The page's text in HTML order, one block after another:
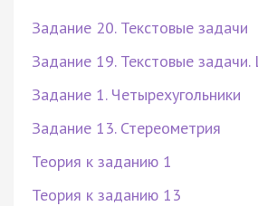
Задание 20. Текстовые задачи
Задание 19. Текстовые
Задание 1. Четырехугольники
Задание 13. Стереометрия
Теория к заданию 1
Теория к заданию 13